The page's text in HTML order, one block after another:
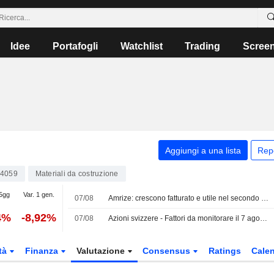
Idee Portafogli Watchlist Trading
Aggiungi a una lista
Materiali da costruzione
Var. 1 gen.
-8,92%
07/08 Amrize: crescono fatturato e utile nel secondo trimestre
07/08 Azioni svizzere - Fattori da monitorare il 7 agosto
Finanza Valutazione Consensus Ratings